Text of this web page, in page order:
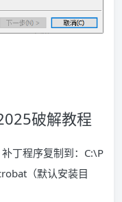
破解教程
丁程序复制到：C:\P
（默认安装目